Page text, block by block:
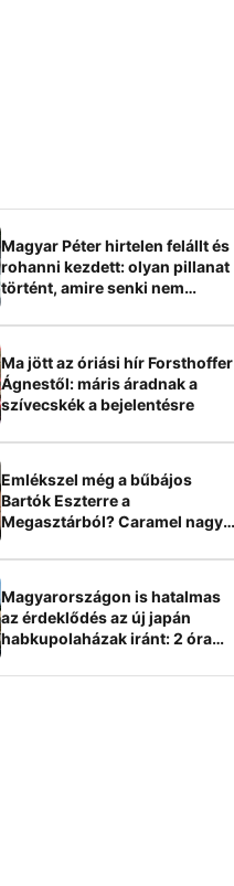
Magyar Péter hirtelen felállt és
rohanni kezdett: olyan pillanat
történt, amire senki nem
Ma jött az óriási hír Forsthoffer
Ágnestől: máris áradnak a
szívecskék a bejelentésre
Emlékszel még a bűbájos
Bartók Eszterre a
Megasztárból? Caramel nagy
Magyarországon is hatalmas
az érdeklődés az új japán
habkupolaházak iránt: 2 óra
elképesztő áron hirdetik őket